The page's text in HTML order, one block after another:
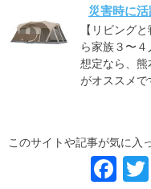
災害時に
【リビング
ら家族３〜
想定なら、
がオススメで
このサイトや記事が気に入
F